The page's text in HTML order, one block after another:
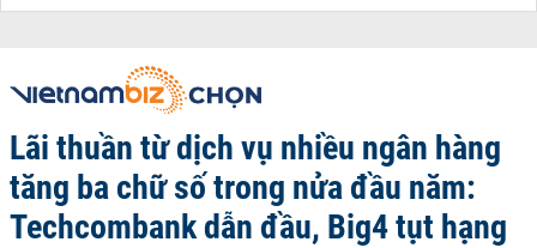
Lãi thuần từ dịch vụ nhiều ngân hàng
tăng ba chữ số trong nửa đầu năm:
Techcombank dẫn đầu, Big4 tụt hạng